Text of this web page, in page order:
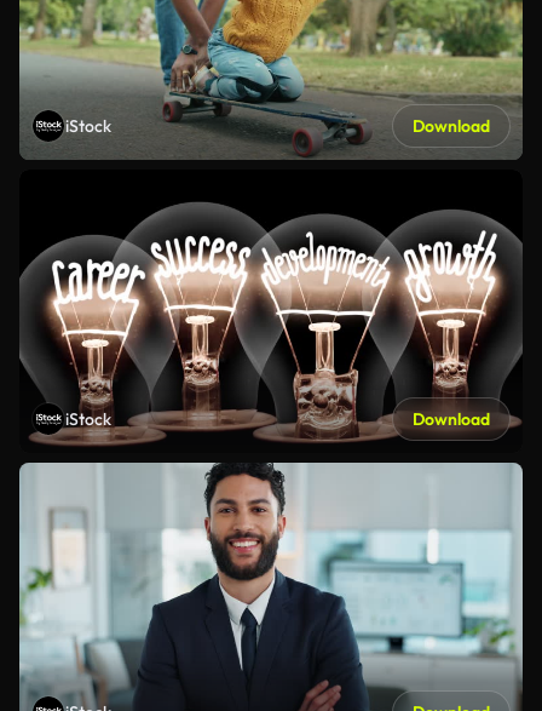
iStock Download
iStock Download